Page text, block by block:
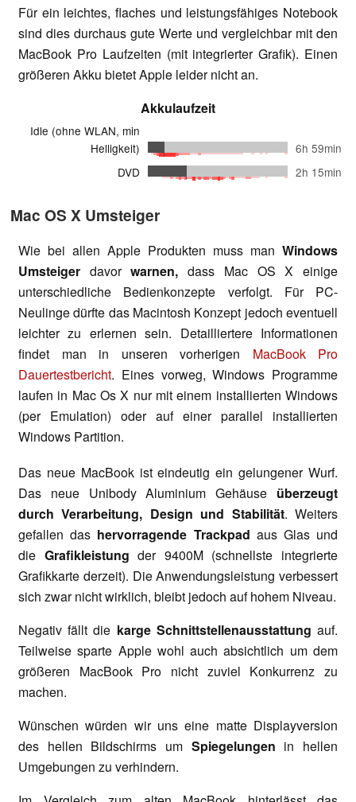
Für ein leichtes, flaches und leistungsfähiges Notebook
sind dies durchaus gute Werte und vergleichbar mit den
MacBook Pro Laufzeiten (mit integrierter Grafik). Einen
größeren Akku bietet Apple leider nicht an.
Akkulaufzeit
Idle (ohne WLAN, min
Helligkeit)
6h 59min
DVD
2h 15min
Mac OS X Umsteiger
Wie bei allen Apple Produkten muss man Windows
Umsteiger davorwarnen, dass Mac OS X einige
unterschiedliche Bedienkonzepte verfolgt. Für PC-
Neulinge dürfte das Macintosh Konzept jedoch eventuell
leichter zu erlernen sein. Detailliertere Informationen
findet man in unseren vorherigen MacBook Pro
Dauertestbericht. Eines vorweg, Windows Programme
laufen in Mac Os X nur mit einem installierten Windows
(per Emulation) oder auf einer parallel installierten
Windows Partition.
Das neue MacBook ist eindeutig ein gelungener Wurf.
Das neue Unibody Aluminium Gehäuse überzeugt
durch Verarbeitung, Design und Stabilität. Weiters
gefallen das hervorragende Trackpad aus Glas und
die Grafikleistung der 9400M (schnellste integrierte
Grafikkarte derzeit). Die Anwendungsleistung verbessert
sich zwar nicht wirklich, bleibt jedoch auf hohem Niveau.
Negativ fällt die karge Schnittstellenausstattung auf.
Teilweise sparte Apple wohl auch absichtlich um dem
größeren MacBook Pro nicht zuviel Konkurrenz zu
machen.
Wünschen würden wir uns eine matte Displayversion
des hellen Bildschirms um Spiegelungen in hellen
Umgebungen zu verhindern.